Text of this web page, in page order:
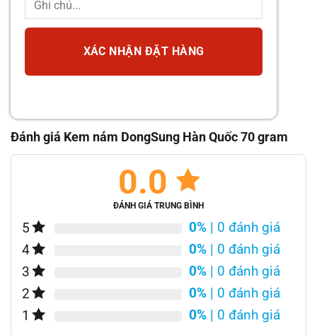
XÁC NHẬN ĐẶT HÀNG
Đánh giá Kem nám DongSung Hàn Quốc 70 gram
0.0
ĐÁNH GIÁ TRUNG BÌNH
5 0% | 0 đánh giá
4
0% | 0 đánh giá
3
0% | 0 đánh giá
2
0% | 0 đánh giá
1
0% | 0 đánh giá